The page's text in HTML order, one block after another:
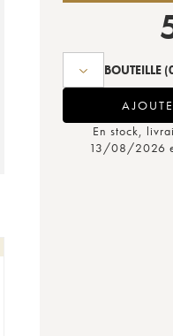
BOUTEILLE
En stock,
13/08/2026